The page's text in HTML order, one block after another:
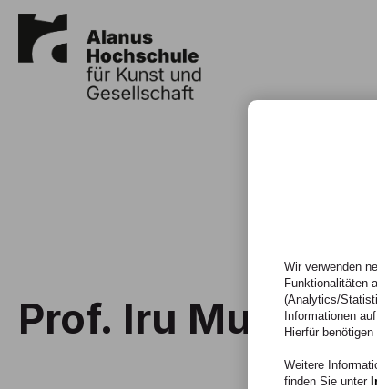
Prof. Iru Mun
Wir verwenden
Funktionalitäten
(Analytics/
Informationen
Hierfür
Weitere
finden Sie unter